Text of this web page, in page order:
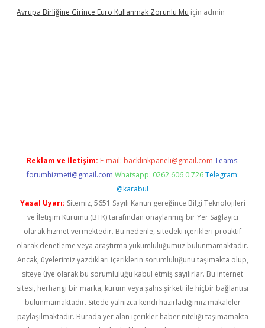
Avrupa Birliğine Girince Euro Kullanmak Zorunlu Mu için admin
Reklam ve İletişim: E-mail: backlinkpaneli@gmail.com Teams:
forumhizmeti@gmail.com Whatsapp: 0262 606 0 726 Telegram:
@karabul
Yasal Uyarı: Sitemiz, 5651 Sayılı Kanun gereğince Bilgi Teknolojileri
ve İletişim Kurumu (BTK) tarafından onaylanmış bir Yer Sağlayıcı
olarak hizmet vermektedir. Bu nedenle, sitedeki içerikleri proaktif
olarak denetleme veya araştırma yükümlülüğümüz bulunmamaktadır.
Ancak, üyelerimiz yazdıkları içeriklerin sorumluluğunu taşımakta olup,
siteye üye olarak bu sorumluluğu kabul etmiş sayılırlar. Bu internet
sitesi, herhangi bir marka, kurum veya şahıs şirketi ile hiçbir bağlantısı
bulunmamaktadır. Sitede yalnızca kendi hazırladığımız makaleler
paylaşılmaktadır. Burada yer alan içerikler haber niteliği taşımamakta